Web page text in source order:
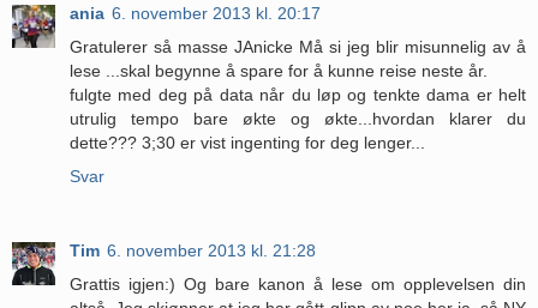
ania 6. november 2013 kl. 20:17
Gratulerer så masse JAnicke Må si jeg blir misunnelig av å
lese ...skal begynne å spare for å kunne reise neste år.
fulgte med deg på data når du løp og tenkte dama er helt
utrulig tempo bare økte og økte...hvordan klarer du
dette??? 3;30 er vist ingenting for deg lenger...
Svar
Tim 6. november 2013 kl. 21:28
Grattis igjen:) Og bare kanon å lese om opplevelsen din